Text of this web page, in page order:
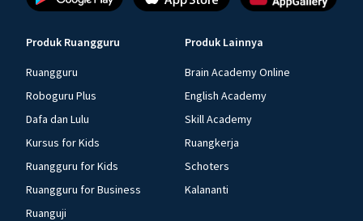
Produk Ruangguru
Ruangguru
Roboguru Plus
Dafa dan Lulu
Kursus for Kids
Ruangguru for Kids
Ruangguru for Business
Ruanguji
Produk Lainnya
Brain Academy Online
English Academy
Skill Academy
Ruangkerja
Schoters
Kalananti